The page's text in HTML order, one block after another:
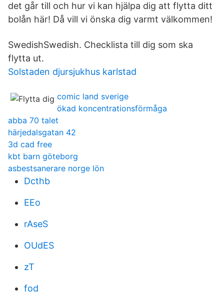
det går till och hur vi kan hjälpa dig att flytta ditt
bolån här! Då vill vi önska dig varmt välkommen!
SwedishSwedish. Checklista till dig som ska
flytta ut.
Solstaden djursjukhus karlstad
comic land sverige
ökad koncentrationsförmåga
abba 70 talet
härjedalsgatan 42
3d cad free
kbt barn göteborg
asbestsanerare norge lön
Dcthb
EEo
rAseS
OUdES
zT
fod